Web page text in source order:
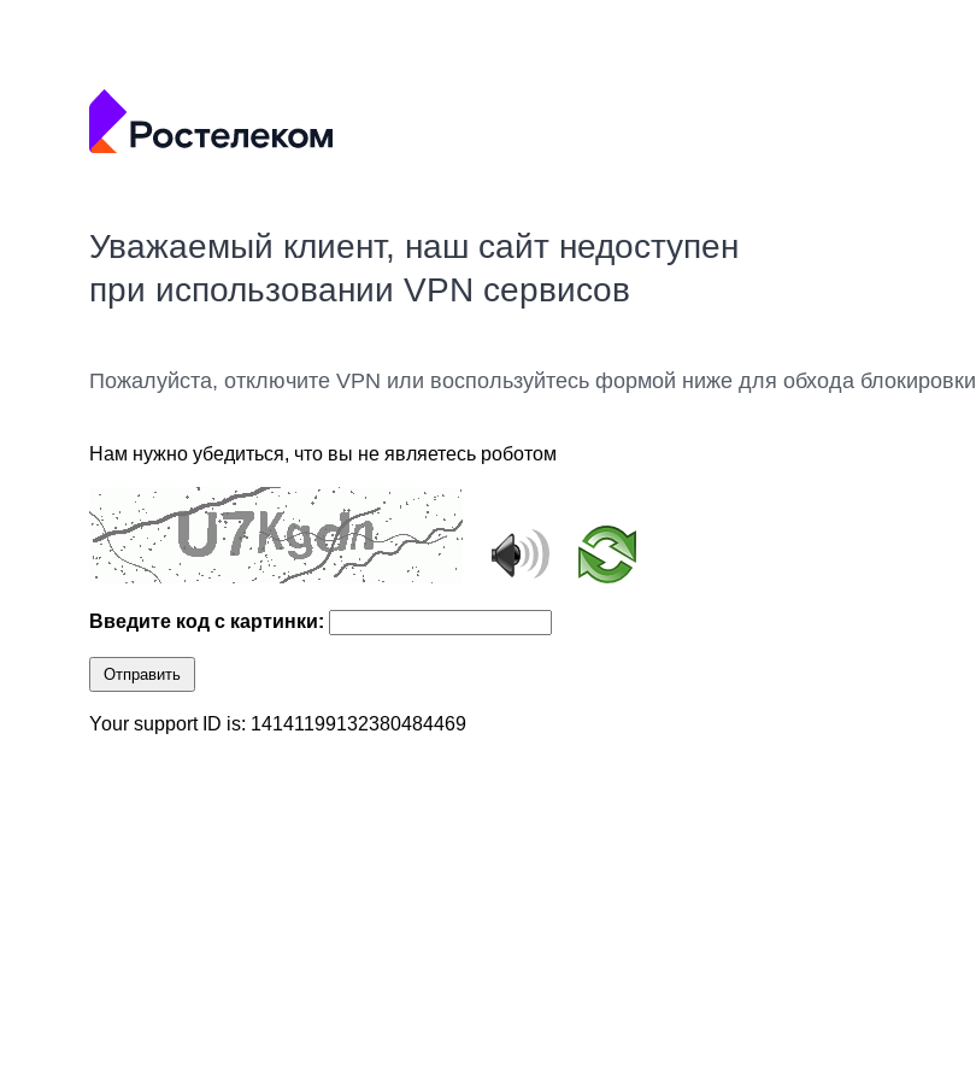
Уважаемый клиент, наш сайт недоступен
при использовании VPN сервисов
Пожалуйста, отключите VPN или воспользуйтесь формой ниже для обхода блокировки
Нам нужно убедиться, что вы не являетесь роботом
Введите код с картинки:
Отправить
Your support ID is: 14141199132380484469